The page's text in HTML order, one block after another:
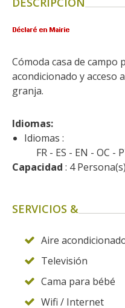
kilómetros
Francia
Otras hermosas aldeas
El Pays des Bastides du
Las ciudades y países de
arte y historia
De la valle del Lot al País
Decazeville – Aubin
Cómoda casa de campo
acondicionado y acceso
granja.
Idiomas:
Idiomas :
FR
ES EN OC
Capacidad : 4
SERVICIOS &
Aire
Televisión
Cama para bébé
Wifi / Internet